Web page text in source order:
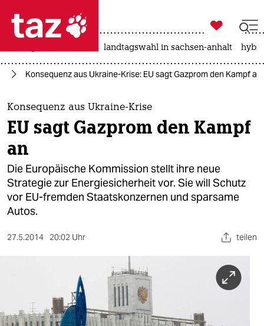
 taz zahl ich
taz zahl ich
themen
politik
öko
gesellschaft
kultur
sport
wahrheit

taz zahl ich
landtagswahl in sachsen-anhalt
Konsequenz aus Ukraine-Krise: EU sagt Gazprom den Kampf an
Konsequenz aus Ukraine-Krise
EU sagt Gazprom den Kampf
an
Die Europäische Kommission stellt ihre neue
Strategie zur Energiesicherheit vor. Sie will Schutz
vor EU-fremden Staatskonzernen und sparsame
Autos.
27.5.2014 20:02 Uhr teilen